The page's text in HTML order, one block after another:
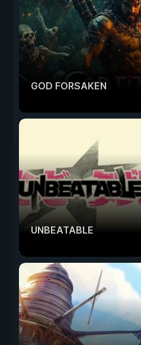
GOD FORSAKEN
UNBEATABLE